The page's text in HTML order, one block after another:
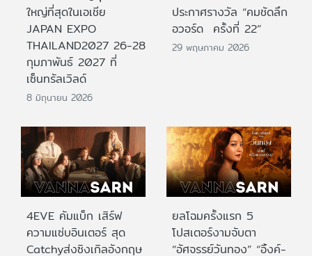
ใหญ่ที่สุดในเอเชีย
JAPAN EXPO
THAILAND2027 26-28
กุมภาพันธ์ 2027 ที่
เซ็นทรัลเวิลด์
8 มิถุนายน 2026
ประกาศรางวัล “คมชัดลึก
อวอร์ด ครั้งที่ 22”
29 พฤษภาคม 2026
4EVE คัมแบ็ก เสิร์ฟ
ความแซ่บอินเตอร์ สุด
Catchyส่งซิงเกิลอังกฤษ
ยลโฉมครั้งแรก 5
โปสเตอร์งามจับตา
“อัศจรรย์วันทอง” “อิ้งค์-